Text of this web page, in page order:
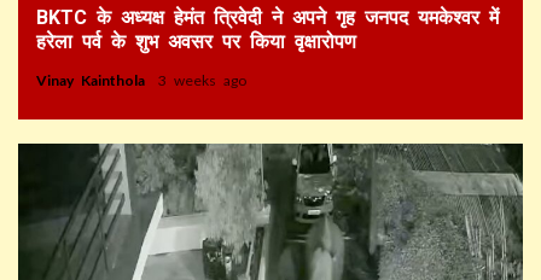
BKTC के अध्यक्ष हेमंत त्रिवेदी ने अपने गृह जनपद यमकेश्वर में
हरेला पर्व के शुभ अवसर पर किया वृक्षारोपण
Vinay Kainthola 3 weeks ago